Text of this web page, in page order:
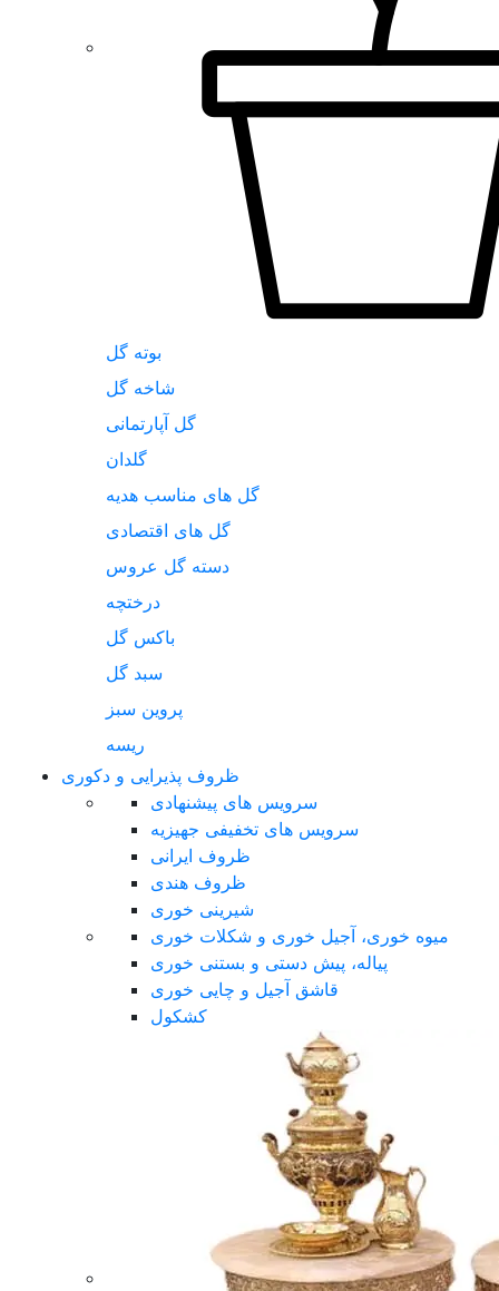
بوته گل
شاخه گل
گل آپارتمانی
گلدان
گل های مناسب هدیه
گل های اقتصادی
دسته گل عروس
درختچه
باکس گل
سبد گل
پروین سبز
ریسه
ظروف پذیرایی و دکوری
سرویس های پیشنهادی
سرویس های تخفیفی جهیزیه
ظروف ایرانی
ظروف هندی
شیرینی خوری
میوه خوری، آجیل خوری و شکلات خوری
پیاله، پیش دستی و بستنی خوری
قاشق آجیل و چایی خوری
کشکول